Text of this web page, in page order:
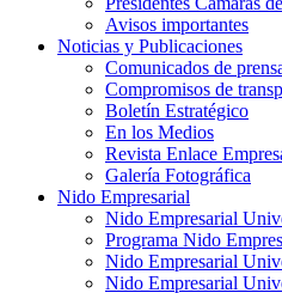
Avisos importantes
Noticias y Publicaciones
Comunicados de
Compromisos de
Boletín Estratégico
En los Medios
Revista Enlace
Galería Fotográfica
Nido Empresarial
Nido Empresarial
Programa Nido
Nido Empresarial
Nido Empresarial